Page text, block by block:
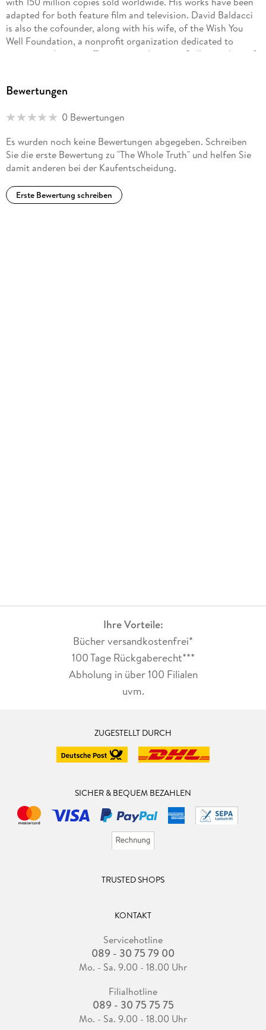
adapted for both feature film and television. David Baldacci
is also the cofounder, along with his wife, of the Wish You
Well Foundation, a nonprofit organization dedicated to
supporting literacy efforts across America. Still a resident of
WishYouWellFoundation.org.
Bewertungen
0 Bewertungen
Es wurden noch keine Bewertungen abgegeben. Schreiben
Sie die erste Bewertung zu "The Whole Truth" und helfen Sie
damit anderen bei der Kaufentscheidung.
Erste Bewertung schreiben
Ihre Vorteile:
Bücher versandkostenfrei*
100 Tage Rückgaberecht***
Abholung in über 100 Filialen
uvm.
ZUGESTELLT DURCH
SICHER & BEQUEM BEZAHLEN
TRUSTED SHOPS
KONTAKT
Servicehotline
089 - 30 75 79 00
Mo. - Sa. 9.00 - 18.00 Uhr
Filialhotline
089 - 30 75 75 75
Mo. - Sa. 9.00 - 18.00 Uhr